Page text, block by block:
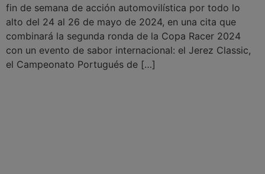
fin de semana de acción automovilística por todo lo
alto del 24 al 26 de mayo de 2024, en una cita que
combinará la segunda ronda de la Copa Racer 2024
con un evento de sabor internacional: el Jerez Classic,
el Campeonato Portugués de […]